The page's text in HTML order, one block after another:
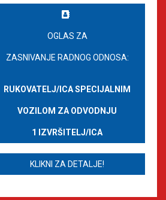
OGLAS ZA
ZASNIVANJE RADNOG ODNOSA:
RUKOVATELJ/ICA SPECIJALNIM
VOZILOM ZA ODVODNJU
1 IZVRŠITELJ/ICA
KLIKNI ZA DETALJE!